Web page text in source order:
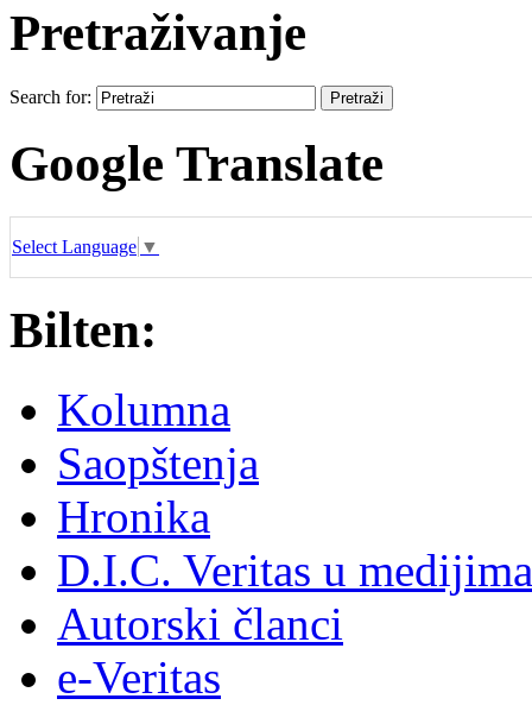
Pretraživanje
Search for:
Google Translate
Select Language ▼
Bilten:
Kolumna
Saopštenja
Hronika
D.I.C. Veritas u medijima
Autorski članci
e-Veritas